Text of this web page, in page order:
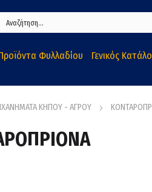
Φυλλαδίου Γενικός
ΚΗΠΟΥ - ΑΓΡΟΥ